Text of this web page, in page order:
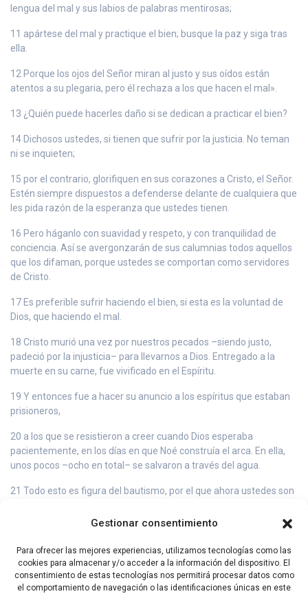
Gestionar consentimiento
Para ofrecer las mejores experiencias, utilizamos tecnologías como las
cookies para almacenar y/o acceder a la información del dispositivo. El
consentimiento de estas tecnologías nos permitirá procesar datos como
el comportamiento de navegación o las identificaciones únicas en este
lengua del mal y sus labios de palabras mentirosas;
11 apártese del mal y practique el bien; busque la paz y siga tras
ella.
12 Porque los ojos del Señor miran al justo y sus oídos están
atentos a su plegaria, pero él rechaza a los que hacen el mal».
13 ¿Quién puede hacerles daño si se dedican a practicar el bien?
14 Dichosos ustedes, si tienen que sufrir por la justicia. No teman
ni se inquieten;
15 por el contrario, glorifiquen en sus corazones a Cristo, el Señor.
Estén siempre dispuestos a defenderse delante de cualquiera que
les pida razón de la esperanza que ustedes tienen.
16 Pero háganlo con suavidad y respeto, y con tranquilidad de
conciencia. Así se avergonzarán de sus calumnias todos aquellos
que los difaman, porque ustedes se comportan como servidores
de Cristo.
17 Es preferible sufrir haciendo el bien, si esta es la voluntad de
Dios, que haciendo el mal.
18 Cristo murió una vez por nuestros pecados –siendo justo,
padeció por la injusticia– para llevarnos a Dios. Entregado a la
muerte en su carne, fue vivificado en el Espíritu.
19 Y entonces fue a hacer su anuncio a los espíritus que estaban
prisioneros,
20 a los que se resistieron a creer cuando Dios esperaba
pacientemente, en los días en que Noé construía el arca. En ella,
unos pocos –ocho en total– se salvaron a través del agua.
21 Todo esto es figura del bautismo, por el que ahora ustedes son
corporal, sino que es el compromiso con Dios de una conciencia
22 que está a la derecha de Dios, después de subir al cielo y de
habérsele sometido los Angeles, las Dominaciones y las
Potestades.